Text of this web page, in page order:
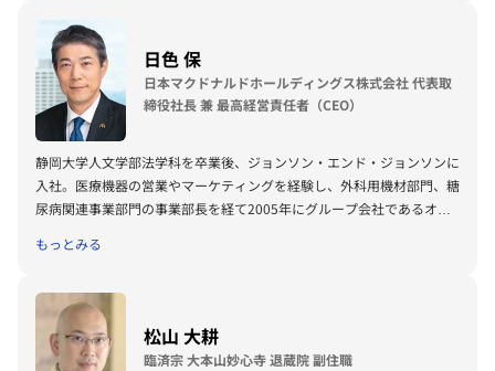
マン・ヒラード（本社：米国セントルイス）に参画、日本法人を立上
げ、現在に至る。企業や組織の事業戦略実現を支える戦略コミュニケー
ション分野の第一人者として、多様化するビジネス課題に直面する数多
くの日系外資系企業/組織にコンサルティング・サービスを提供してい
る。著書に、『オバマ現象のカラクリ－共感の戦略コミュニケーショ
ン』、『破壊者の流儀―不確かな社会を生き抜く“したたかさ”を学ぶ』
（アスキー新書）がある。
日色 保
日本マクドナルドホールディングス株式会社 代表取
締役社長 兼 最高経営責任者（CEO）
静岡大学人文学部法学科を卒業後、ジョンソン・エンド・ジョンソンに
入社。医療機器の営業やマーケティングを経験し、外科用機材部門、糖
尿病関連事業部門の事業部長を経て2005年にグループ会社であるオー
ジアパシフィック事業も統括。その後、2012年にジョンソン・エン
行役員、2019年3月に代表取締役社長兼CEO、2021年3月より日本マク
ドナルドホールディングス代表取締役社長兼CEOを兼任。
もっとみる
松山 大耕
臨済宗 大本山妙心寺 退蔵院 副住職